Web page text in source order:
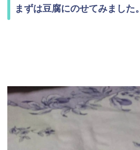
まずは豆腐にのせてみました。